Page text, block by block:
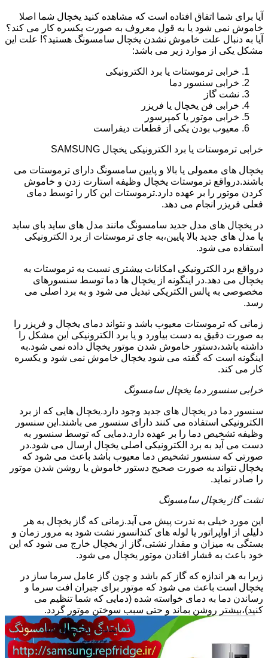
آیا برای شما اتفاق افتاده است که مشاهده کنید یخچال شما اصلا
خاموش نمی شود یا به قول معروف به صورت یکسره کار می کند؟
آیا به دنبال علت خاموش نشدن یخچال سامسونگ هستید؟! علت این
مشکل یکی از موارد زیر می باشد:
خرابی ترموستات یا برد الکترونیکی
خرابی سنسور دما
نشت گاز
خرابی فن یخچال یا فریزر
خرابی موتور یا کمپرسور
معیوب بودن یکی از قطعات دیفراست
خرابی ترموستات یا برد الکترونیکی یخچال SAMSUNG
یخچال های معمولی یا بالا و پایین سامسونگ دارای ترموستات می
باشند.درواقع ترموستات یخچال وظیفه استارت زدن و خاموش
کردن موتور را بر عهده دارد.ترموستات این کار را توسط دمای
فعلی فریزر انجام می دهد.
در یخچال های مدل جدید سامسونگ مانند مدل های ساید بای ساید
یا مدل های جدید بالا پایین،به جای ترموستات از برد الکترونیکی
استفاده می شود.
درواقع برد الکترونیکی امکانات بیشتری نسبت به ترموستات به
یخچال می دهد.در اینگونه از یخچال ها دما توسط سنسورهای
مخصوصی به پالس الکتریکی تبدیل می شود و به برد اصلی می
رسد.
زمانی که ترموستات معیوب باشد و نتواند دمای یخچال و فریزر را
به صورت دقیق به دست بیاورد و یا برد الکترونیکی این مشکل را
داشته باشد،دستور خاموش شدن موتور یخچال داده نمی شود.به
اینگونه است که گفته می شود یخچال خاموش نمی شود و یکسره
کار می کند.
خرابی سنسور دما یخچال سامسونگ
سنسور دما در یخچال های جدید وجود دارد.یخچال هایی که از برد
الکترونیکی استفاده می کنند دارای سنسور می باشند.این سنسور
وظیفه تشخیص دما را بر عهده دارد.دمایی که توسط سنسور به
دست می آید به برد الکترونیکی اصلی یخچال ارسال می شود.در
صورتی که سنسور تشخیص دما معیوب باشد باعث می شود که
یخچال نتواند به صورت صحیح دستور خاموش یا روشن شدن موتور
را صادر نماید.
نشت گاز یخچال سامسونگ
این مورد خیلی به ندرت پیش می آید.زمانی که گاز یخچال به هر
دلیلی از اواپراتور یا لوله های کندانسور نشت شود به مرور زمان و
بستگی به میزان و مقدار نشتی،گاز از یخچال خارج می شود که این
خود باعث به فشار افتادن موتور یخچال می شود.
زیرا به هر اندازه که گاز کم باشد و چون گاز عامل سرما ساز در
یخچال است باعث می شود که موتور برای جبران افت سرما و
رساندن دما به دمای خواسته شده (دمایی که شما تنظیم می
کنید)،بیشتر روشن بماند و حتی سبب سوختن موتور گردد.